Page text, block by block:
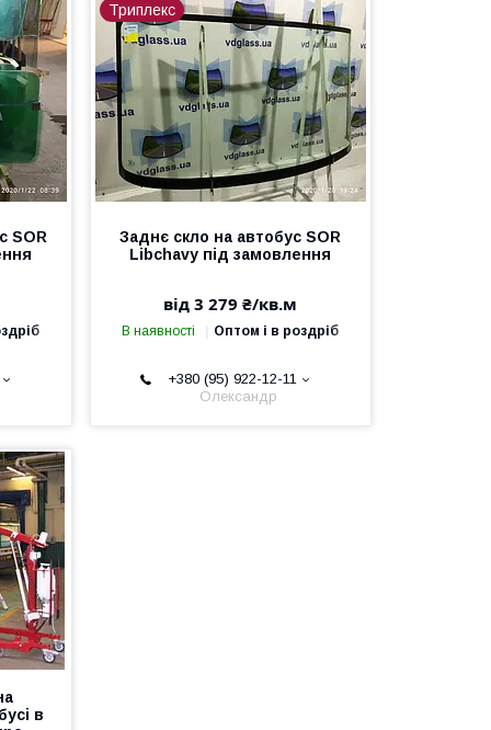
SOR
Триплекс
Заднє скло на автобус SOR
Libchavy під замовлення
від 3 279 ₴/кв.м
В наявності Оптом і в роздріб
+380 (95) 922-12-11
Олександр
в